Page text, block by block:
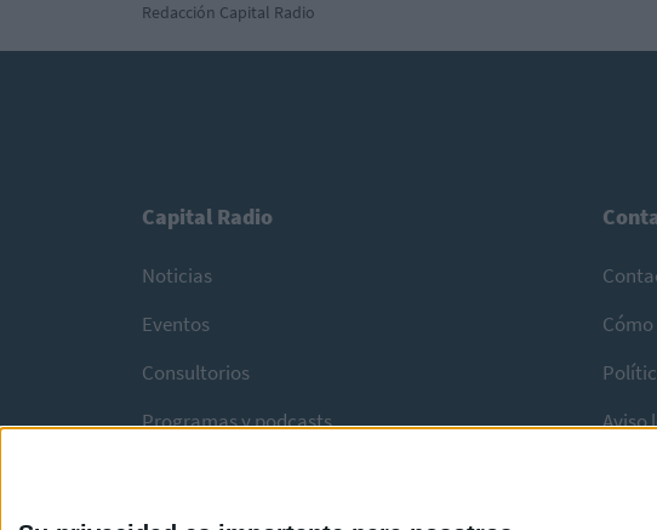
Redacción Capital Radio
Capital Radio
Noticias
Eventos
Consultorios
Programas y podcasts
Aviso